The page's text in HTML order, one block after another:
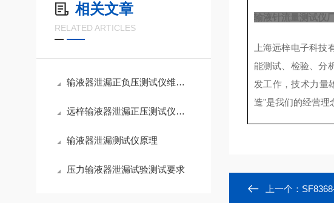
相关文章
RELATED ARTICLES
输液器泄漏正负压测试仪维护保养方法
远梓输液器泄漏正压测试仪特点是什么
输液器泄漏测试仪原理
压力输液器泄漏试验测试要求
输液针流量测试仪
上海远梓电子科
能测试、检验、分
发工作，技术力量
造"是我们的经营理
上一个：